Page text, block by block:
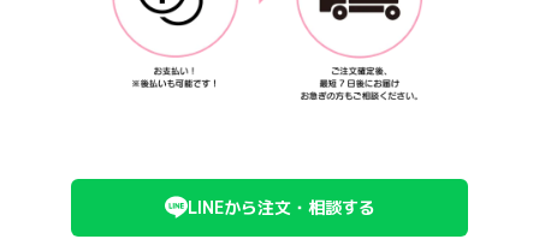
LINEから注文・相談する